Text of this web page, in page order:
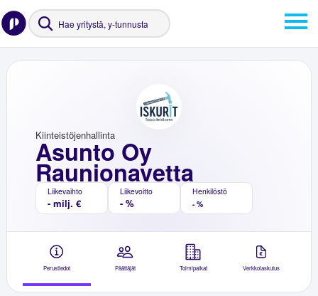
Asunto Oy
Raunionavetta
Kiinteistöjenhallinta
Liikevaihto
- milj. €
Liikevoitto
- %
Henkilöstö
- %
Perustiedot Päättäjät Toimipaikat Verkkolaskutus